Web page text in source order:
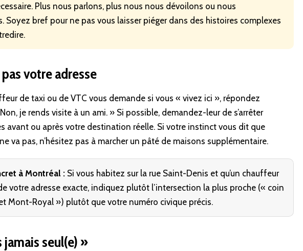
Plus nous parlons, plus nous nous dévoilons ou nous
Soyez bref pour ne pas vous laisser piéger dans des histoires complexes
votre adresse
de taxi ou de VTC vous demande si vous « vivez ici », répondez
je rends visite à un ami. » Si possible, demandez-leur de s’arrêter
avant ou après votre destination réelle. Si votre instinct vous dit que
va pas, n’hésitez pas à marcher un pâté de maisons supplémentaire.
à Montréal : Si vous habitez sur la rue Saint-Denis et qu’un chauffeur
votre adresse exacte, indiquez plutôt l’intersection la plus proche (« coin
Mont-Royal ») plutôt que votre numéro civique précis.
jamais seul(e) »